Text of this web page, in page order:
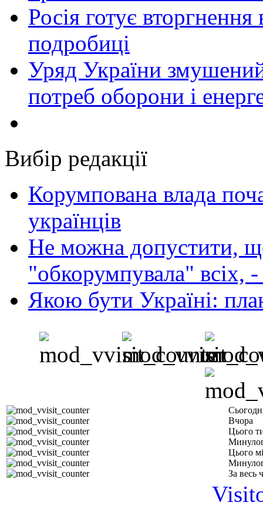
Росія готує вторгнення
подробиці
Уряд України
потреб оборони і
Вибір редакції
Корумпована влада
українців
Не можна допустити,
"обкорумпувала" всіх,
Якою бути Україні:
Вчора
Цього
Цього
За весь